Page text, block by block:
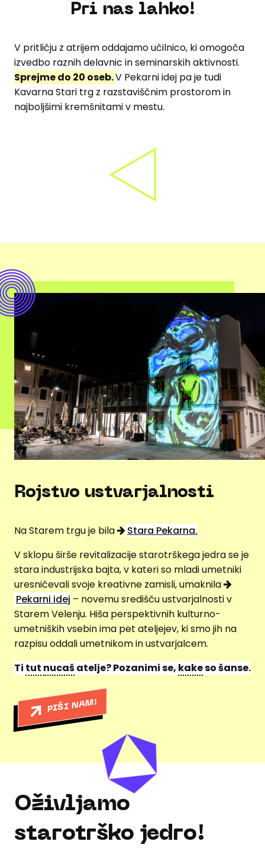
Pri nas lahko!
V pritličju z atrijem oddajamo učilnico, ki omogoča
izvedbo raznih delavnic in seminarskih aktivnosti.
Sprejme do 20 oseb.V Pekarni idej pa je tudi
Kavarna Stari trg z razstaviščnim prostorom in
najboljšimi kremšnitami v mestu.
Rojstvo ustvarjalnosti
Na Starem trgu je bila
Stara Pekarna.
V sklopu širše revitalizacije starotrškega jedra se je
stara industrijska bajta, v kateri so mladi umetniki
uresničevali svoje kreativne zamisli, umaknila
Pekarni idej – novemu središču ustvarjalnosti v
Starem Velenju. Hiša perspektivnih kulturno-
umetniških vsebin ima pet ateljejev, ki smo jih na
razpisu oddali umetnikom in ustvarjalcem.
Ti tut nucašatelje? Pozanimi se, kakeso šanse.
PIŠI NAM!
Oživljamo
starotrško jedro!